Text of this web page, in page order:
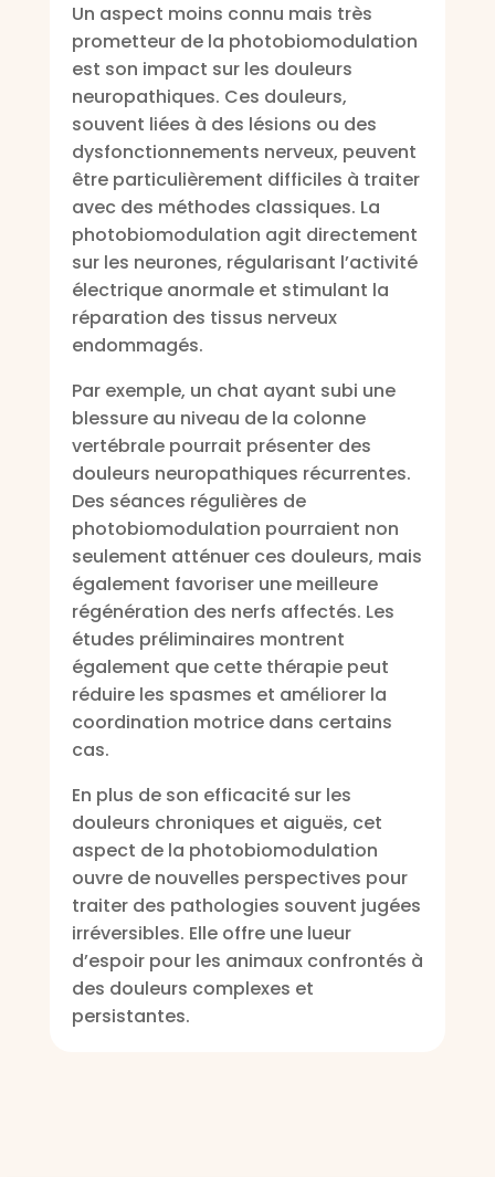
Un aspect moins connu mais très
prometteur de la photobiomodulation
est son impact sur les douleurs
neuropathiques. Ces douleurs,
souvent liées à des lésions ou des
dysfonctionnements nerveux, peuvent
être particulièrement difficiles à traiter
avec des méthodes classiques. La
photobiomodulation agit directement
sur les neurones, régularisant l’activité
électrique anormale et stimulant la
réparation des tissus nerveux
endommagés.
Par exemple, un chat ayant subi une
blessure au niveau de la colonne
vertébrale pourrait présenter des
douleurs neuropathiques récurrentes.
Des séances régulières de
photobiomodulation pourraient non
seulement atténuer ces douleurs, mais
également favoriser une meilleure
régénération des nerfs affectés. Les
études préliminaires montrent
également que cette thérapie peut
réduire les spasmes et améliorer la
coordination motrice dans certains
cas.
En plus de son efficacité sur les
douleurs chroniques et aiguës, cet
aspect de la photobiomodulation
ouvre de nouvelles perspectives pour
traiter des pathologies souvent jugées
irréversibles. Elle offre une lueur
d’espoir pour les animaux confrontés à
des douleurs complexes et
persistantes.